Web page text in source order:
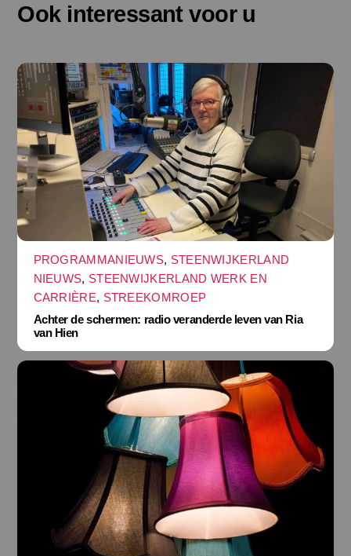
Ook interessant voor u
PROGRAMMANIEUWS, STEENWIJKERLAND
NIEUWS, STEENWIJKERLAND WERK EN
CARRIÈRE, STREEKOMROEP
Achter de schermen: radio veranderde leven van Ria
van Hien